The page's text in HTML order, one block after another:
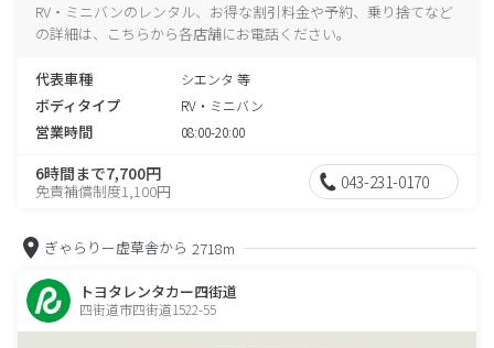
RV・ミニバンのレンタル、お得な割引料金や予約、乗り捨てなど
の詳細は、こちらから各店舗にお電話ください。
代表車種 シエンタ 等
ボディタイプ RV・ミニバン
営業時間 08:00-20:00
6時間まで7,700円
免責補償制度1,100円 043-231-0170
ぎゃらりー虚草舎から 2718m
トヨタレンタカー四街道
四街道市四街道1522-55